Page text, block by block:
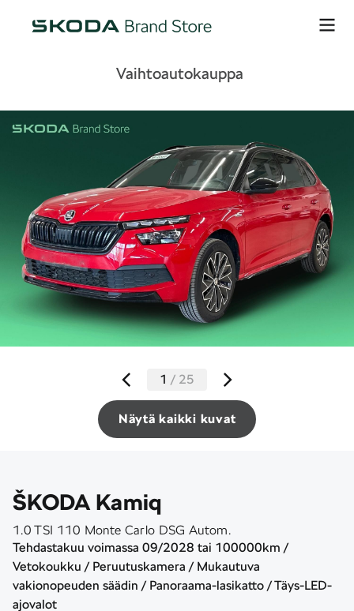
Vaihtoautokauppa
Näytä kaikki kuvat
1 / 25
ŠKODA Kamiq
1.0 TSI 110 Monte Carlo DSG Autom.
Tehdastakuu voimassa 09/2028 tai 100000km /
Vetokoukku / Peruutuskamera / Mukautuva
vakionopeuden säädin / Panoraama-lasikatto / Täys-LED-
ajovalot